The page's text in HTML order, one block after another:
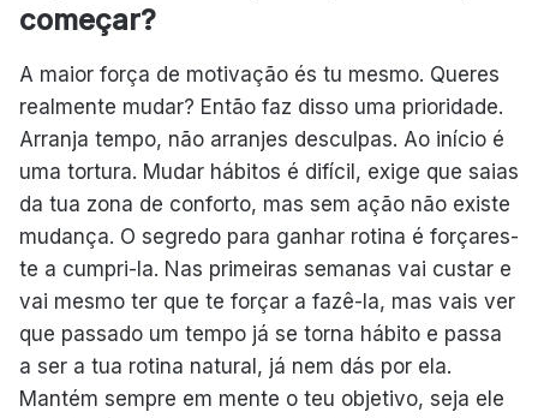
começar?
A maior força de motivação és tu mesmo. Queres
realmente mudar? Então faz disso uma prioridade.
Arranja tempo, não arranjes desculpas. Ao início é
uma tortura. Mudar hábitos é difícil, exige que saias
da tua zona de conforto, mas sem ação não existe
mudança. O segredo para ganhar rotina é forçares-
te a cumpri-la. Nas primeiras semanas vai custar e
vai mesmo ter que te forçar a fazê-la, mas vais ver
que passado um tempo já se torna hábito e passa
a ser a tua rotina natural, já nem dás por ela.
Mantém sempre em mente o teu objetivo, seja ele